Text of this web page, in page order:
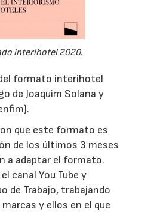
interihotel 2020.
formato interihotel
de Joaquim Solana y
que este formato es
de los últimos 3 meses
a adaptar el formato.
canal You Tube y
de Trabajo, trabajando
y ellos en el que